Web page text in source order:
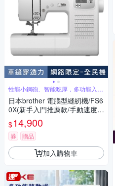
性能小鋼砲、智能吃厚，多功能入門
電腦型
日本brother 電腦型縫紉機/FS6
0X(新手入門推薦款/手動速度控
制)
$14,900
券 贈品
加入購物車